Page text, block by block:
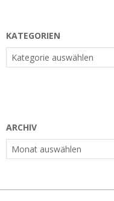
KATEGORIEN
Kategorien
ARCHIV
Archiv